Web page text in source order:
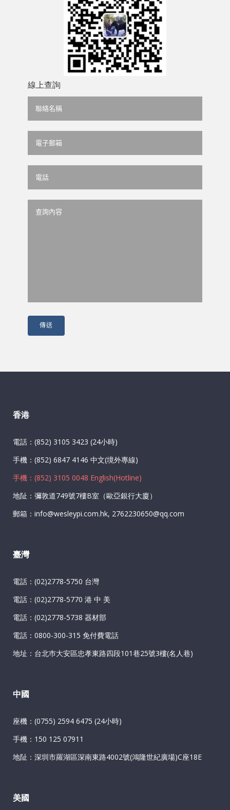
線上查詢
香港
電話：(852) 3105 3423 (24小時)
手機：(852) 6847 4146 中文(境外專線)
手機：(852) 3105 0048 English(Hotline)
地阯：彌敦道749號7樓B室（歐亞銀行大廈）
郵箱：info@wesleypi.com.hk, 2762230650@qq.com
臺灣
電話：(02)2778-5750 台灣
電話：(02)2778-5770 港 中 美
電話：(02)2778-5738 器材部
電話：0800-300-315 免付費電話
地址：台北巿大安區忠孝東路四段101巷25號3樓(名人巷)
中國
座機：(0755) 2594 6475 (24小時)
手機：150 125 07911
地阯：深圳市羅湖區深南東路4002號(鴻隆世紀廣場)C座18E
美國